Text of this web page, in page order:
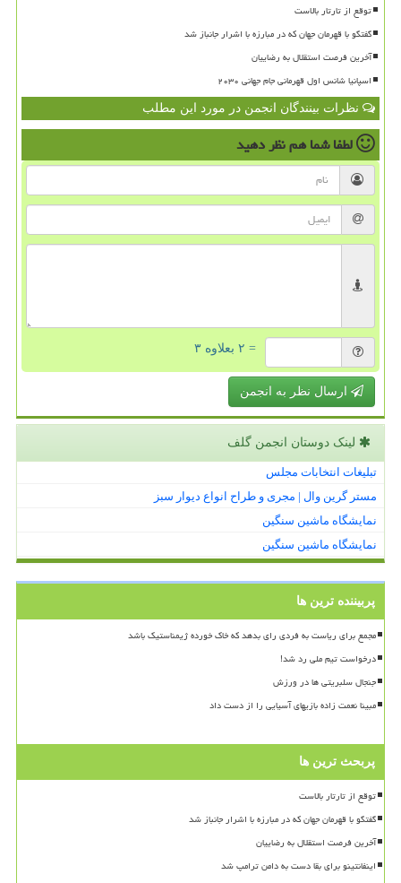
توقع از تارتار بالاست
گفتگو با قهرمان جهان که در مبارزه با اشرار جانباز شد
آخرین فرصت استقلال به رضاییان
اسپانیا شانس اول قهرمانی جام جهانی ۲۰۳۰
نظرات بینندگان انجمن در مورد این مطلب
لطفا شما همنظر دهید
= ۲ بعلاوه ۳
ارسال نظر به انجمن
لینک دوستان انجمن گلف
تبلیغات انتخابات مجلس
مستر گرین وال | مجری و طراح انواع دیوار سبز
نمایشگاه ماشین سنگین
نمایشگاه ماشین سنگین
پربیننده ترین ها
مجمع برای ریاست به فردی رای بدهد که خاک خورده ژیمناستیک باشد
درخواست تیم ملی رد شد!
جنجال سلبریتی ها در ورزش
مبینا نعمت زاده بازیهای آسیایی را از دست داد
پربحث ترین ها
توقع از تارتار بالاست
گفتگو با قهرمان جهان که در مبارزه با اشرار جانباز شد
آخرین فرصت استقلال به رضاییان
اینفانتینو برای بقا دست به دامن ترامپ شد